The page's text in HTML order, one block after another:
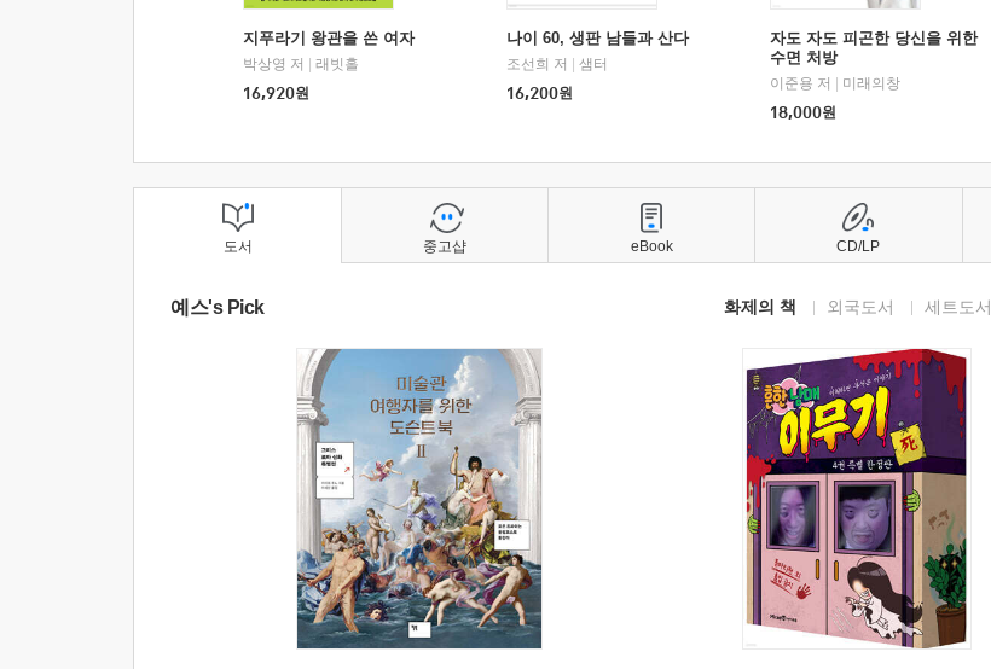
지푸라기 왕관을 쓴 여자
박상영 저
래빗홀
16,920원
나이 60, 생판 남들과 산다
조선희 저
샘터
16,200원
자도 자도 피곤한 당신을 위한
수면 처방
이준용 저
미래의창
18,000원
도서
예스's Pick 화제의 책 외국도서 세트도서
중고샵 eBook CD/LP